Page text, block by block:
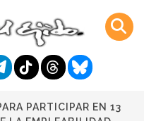
PARTICIPAR EN 13